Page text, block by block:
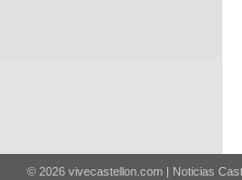
© 2026 vivecastellon.com | Noticias